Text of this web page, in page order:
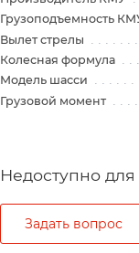
Грузоподъемность
Вылет стрелы
Колесная формула
Модель шасси
Грузовой момент
Задать вопрос